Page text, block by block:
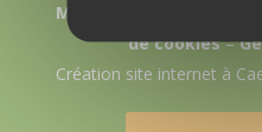
Mentions légales
de cookies–
Création site internet à